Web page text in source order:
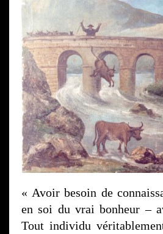
« Avoir besoin de
en soi du vrai bonheur –
Tout individu